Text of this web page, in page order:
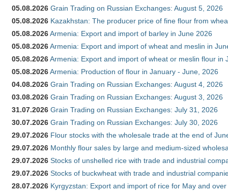
05.08.2026 Grain Trading on Russian Exchanges: August 5, 2026
05.08.2026 Kazakhstan: The producer price of fine flour from
05.08.2026Armenia: Export and import of barley in June 2026
05.08.2026Armenia: Export and import of wheat and meslin in
05.08.2026Armenia: Export and import of wheat or meslin flour in
05.08.2026Armenia: Production of flour in January - June, 2026
04.08.2026 Grain Trading on Russian Exchanges: August 4, 2026
03.08.2026 Grain Trading on Russian Exchanges: August 3, 2026
31.07.2026 Grain Trading on Russian Exchanges: July 31, 2026
30.07.2026 Grain Trading on Russian Exchanges: July 30, 2026
29.07.2026 Flour stocks with the wholesale trade at the end of
29.07.2026 Monthly flour sales by large and medium-sized
29.07.2026 Stocks of unshelled rice with trade and industrial
29.07.2026 Stocks of buckwheat with trade and industrial
28.07.2026 Kyrgyzstan: Export and import of rice for May and